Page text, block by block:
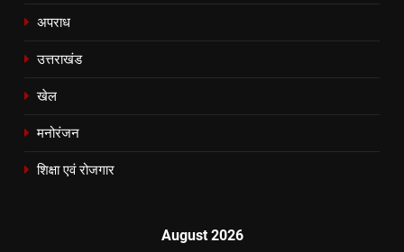
अपराध
उत्तराखंड
खेल
मनोरंजन
शिक्षा एवं रोजगार
August 2026